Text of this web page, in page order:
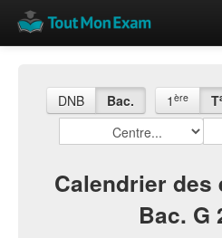
Vue globale
Rajouter
DNB Bac. 1 ère T
Calendrier des
Bac. G